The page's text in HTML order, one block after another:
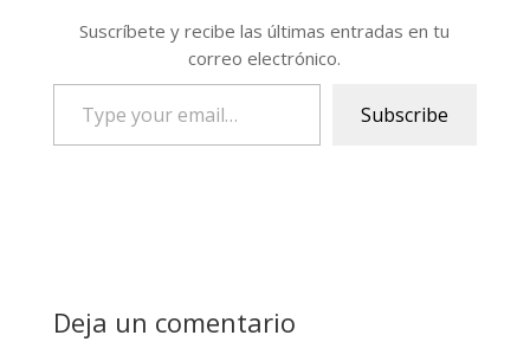
Suscríbete y recibe las últimas entradas en tu
correo electrónico.
email…
Subscribe
Deja un comentario